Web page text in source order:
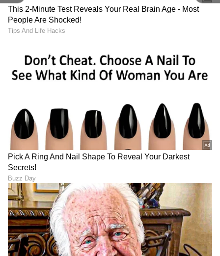
RECOMMENDED STORIES
ಬೆಂಗಳೂರು-ಮೈಸೂರು ಹೆದ್ದಾರಿ
ಬಳಿ ಭೀಕರ ಅಪಘಾತ: ಶೈನಿಂಗ್
ಬೋರ್ಡ್‌ಗೆ ಡಿಕ್ಕಿ ಹೊಡೆದು ಬಸ್
ಪಲ್ಟಿ!
Karnataka Latest News Live:
ಮಳೆಯಿಲ್ಲದಿದ್ದರೂ ತುಂಬಿ
ಹರಿಯುತ್ತಿರುವ ನದಿಗಳು; ಕೋಡಿ
ಬಿದ್ದ ಮದಗ–ಮಾಸೂರು ಕೆರೆ